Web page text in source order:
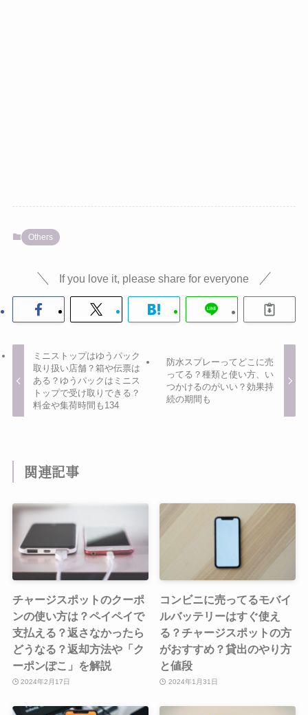
Others
If you love it, please share for everyone
ミニストップはゆうパック
取り扱い店舗？箱や伝票は
ある？ゆうパックはミニス
トップで受け取りできる？
料金や集荷時間も134
防水スプレーってどこに売
ってる？種類と使い方、い
つかけるのがいい？効果持
続の期間も
関連記事
チャージスポットのクーポ
ンの使い方は？ペイペイで
支払える？返さなかったら
どうなる？返却方法や「ク
ーポンぽこ」を解説
2024年2月17日
コンビニに売ってるモバイ
ルバッテリーはすぐ使え
る？チャージスポットの方
がおすすめ？貸出のやり方
と値段
2024年1月31日